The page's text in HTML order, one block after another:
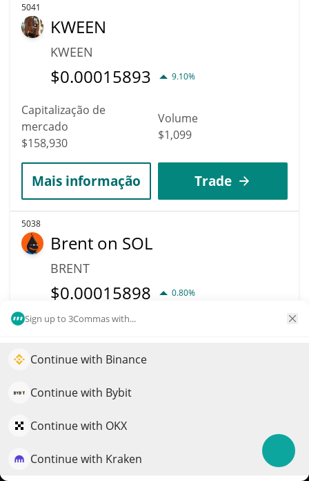
Sign up to 3Commas with...
Continue with Binance
Continue with Bybit
Continue with OKX
Continue with Kraken
5041
KWEEN
KWEEN
$0.00015893 9.10%
Capitalização de
mercado
$158,930
Volume
$1,099
Mais informação Trade
5038
Brent on SOL
BRENT
$0.00015898 0.80%
Capitalização de
$158,804
Mais informação
Siren
Impulsione o crescimento do seu portfólio com IA
QuantPilot é uma plataforma completa de estratégias onde
estratégias e conduzem pesquisas de mercado
Experimente grátis